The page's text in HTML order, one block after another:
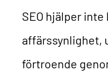
SEO hjälper
affärssynlighet,
förtroende